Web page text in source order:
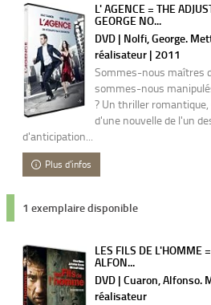
L' AGENCE = THE
GEORGE NO...
DVD | Nolfi, George.
réalisateur | 2011
Sommes-nous maîtres
sommes-nous
? Un thriller
d'une nouvelle de l'un
d'anticipation...
Plus d'infos
1 exemplaire disponible
LES FILS DE L'HOMME
ALFON...
DVD | Cuaron, Alfonso.
réalisateur